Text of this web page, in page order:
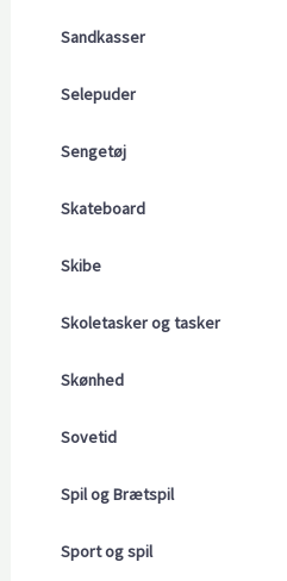
Sandkasser
Selepuder
Sengetøj
Skateboard
Skibe
Skoletasker og tasker
Skønhed
Sovetid
Spil og Brætspil
Sport og spil